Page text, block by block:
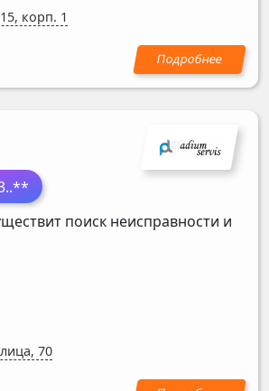
корп. 1
..**
поиск неисправности и
70